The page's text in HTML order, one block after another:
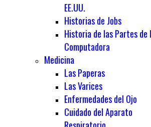
EE.UU.
Historias de Jobs
Historia de las Partes de
Computadora
Medicina
Las Paperas
Las Varices
Enfermedades del Ojo
Cuidado del Aparato